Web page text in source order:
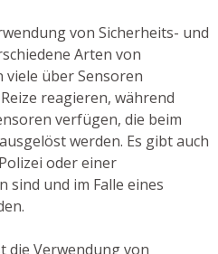
von Sicherheits- und
Arten von
viele über Sensoren
reagieren, während
verfügen, die beim
werden. Es gibt auch
oder einer
sind und im Falle eines
die Verwendung von